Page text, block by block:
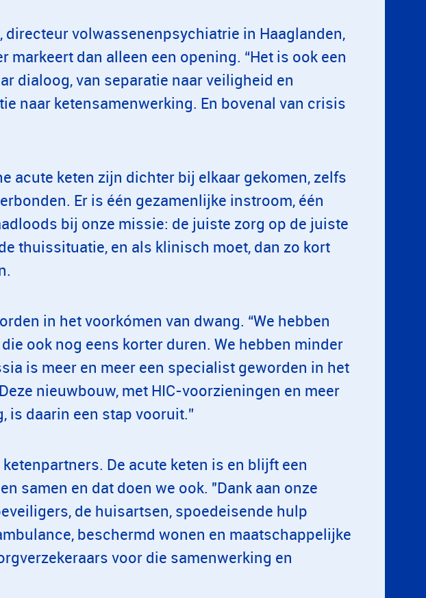
directeur volwassenenpsychiatrie in Haaglanden,
markeert dan alleen een opening. “Het is ook een
dialoog, van separatie naar veiligheid en
naar ketensamenwerking. En bovenal van crisis
acute keten zijn dichter bij elkaar gekomen, zelfs
Er is één gezamenlijke instroom, één
bij onze missie: de juiste zorg op de juiste
thuissituatie, en als klinisch moet, dan zo kort
in het voorkómen van dwang. “We hebben
ook nog eens korter duren. We hebben minder
is meer en meer een specialist geworden in het
nieuwbouw, met HIC-voorzieningen en meer
is daarin een stap vooruit.”
De acute keten is en blijft een
samen en dat doen we ook. "Dank aan onze
de huisartsen, spoedeisende hulp
beschermd wonen en maatschappelijke
voor die samenwerking en